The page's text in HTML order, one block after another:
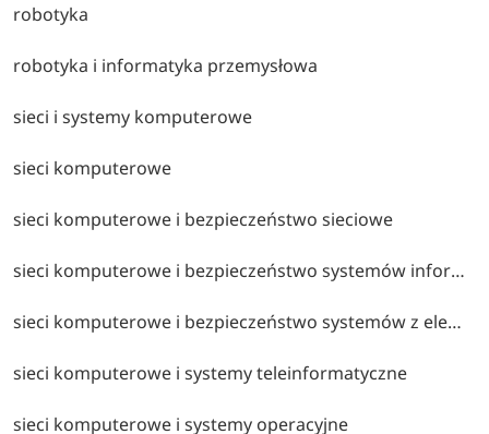
robotyka
robotyka i informatyka przemysłowa
sieci i systemy komputerowe
sieci komputerowe
sieci komputerowe i bezpieczeństwo sieciowe
sieci komputerowe i bezpieczeństwo systemów informatycznych
sieci komputerowe i bezpieczeństwo systemów z elementami ai
sieci komputerowe i systemy teleinformatyczne
sieci komputerowe i systemy operacyjne